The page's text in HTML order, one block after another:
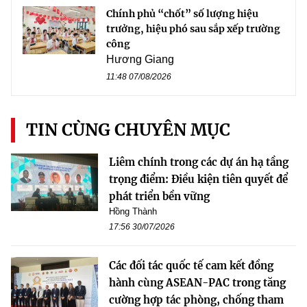
Chính phủ “chốt” số lượng hiệu
trưởng, hiệu phó sau sắp xếp trường
công
Hương Giang
11:48 07/08/2026
TIN CÙNG CHUYÊN MỤC
Liêm chính trong các dự án hạ tầng
trọng điểm: Điều kiện tiên quyết để
phát triển bền vững
Hồng Thành
17:56 30/07/2026
Các đối tác quốc tế cam kết đồng
hành cùng ASEAN-PAC trong tăng
cường hợp tác phòng, chống tham